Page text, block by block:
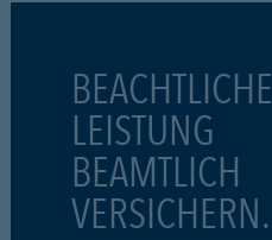
BEACHTLICHE
LEISTUNG
BEAMTLICH
VERSICHERN.